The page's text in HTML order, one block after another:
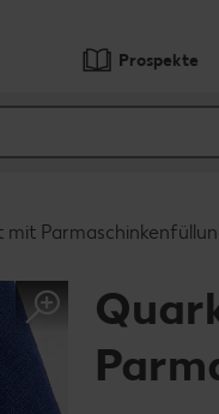
Prospekte
mit